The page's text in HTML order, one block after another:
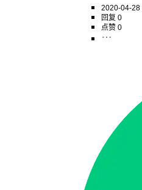
2020-04-28
回复 0
点赞 0